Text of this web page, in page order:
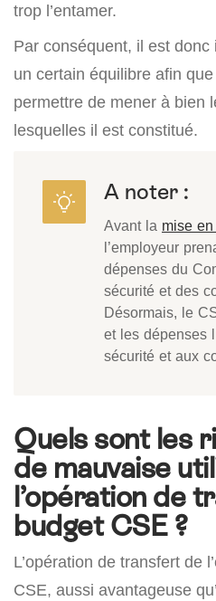
trop l’entamer.
Par conséquent, il est
un certain équilibre afin
permettre de mener à bien
lesquelles il est constitué.
A noter :
Avant la mise
l’employeur
dépenses du
sécurité et des
Désormais, le
et les dépenses
sécurité et aux
Quels sont les
de mauvaise
l’opération de
budget CSE ?
L’opération de transfert de
CSE, aussi avantageuse